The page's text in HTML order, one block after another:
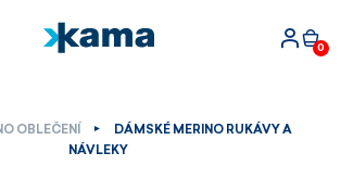
0
OBLEČENÍ
DÁMSKÉ MERINO RUKÁVY A
NÁVLEKY